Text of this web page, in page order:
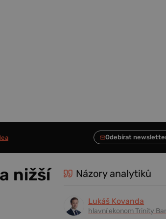
nižší
Názory analytiků
Lukáš Kovanda
hlavní ekonom Trinity